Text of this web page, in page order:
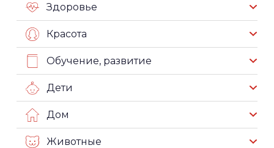
Здоровье
Красота
Обучение, развитие
Дети
Дом
Животные